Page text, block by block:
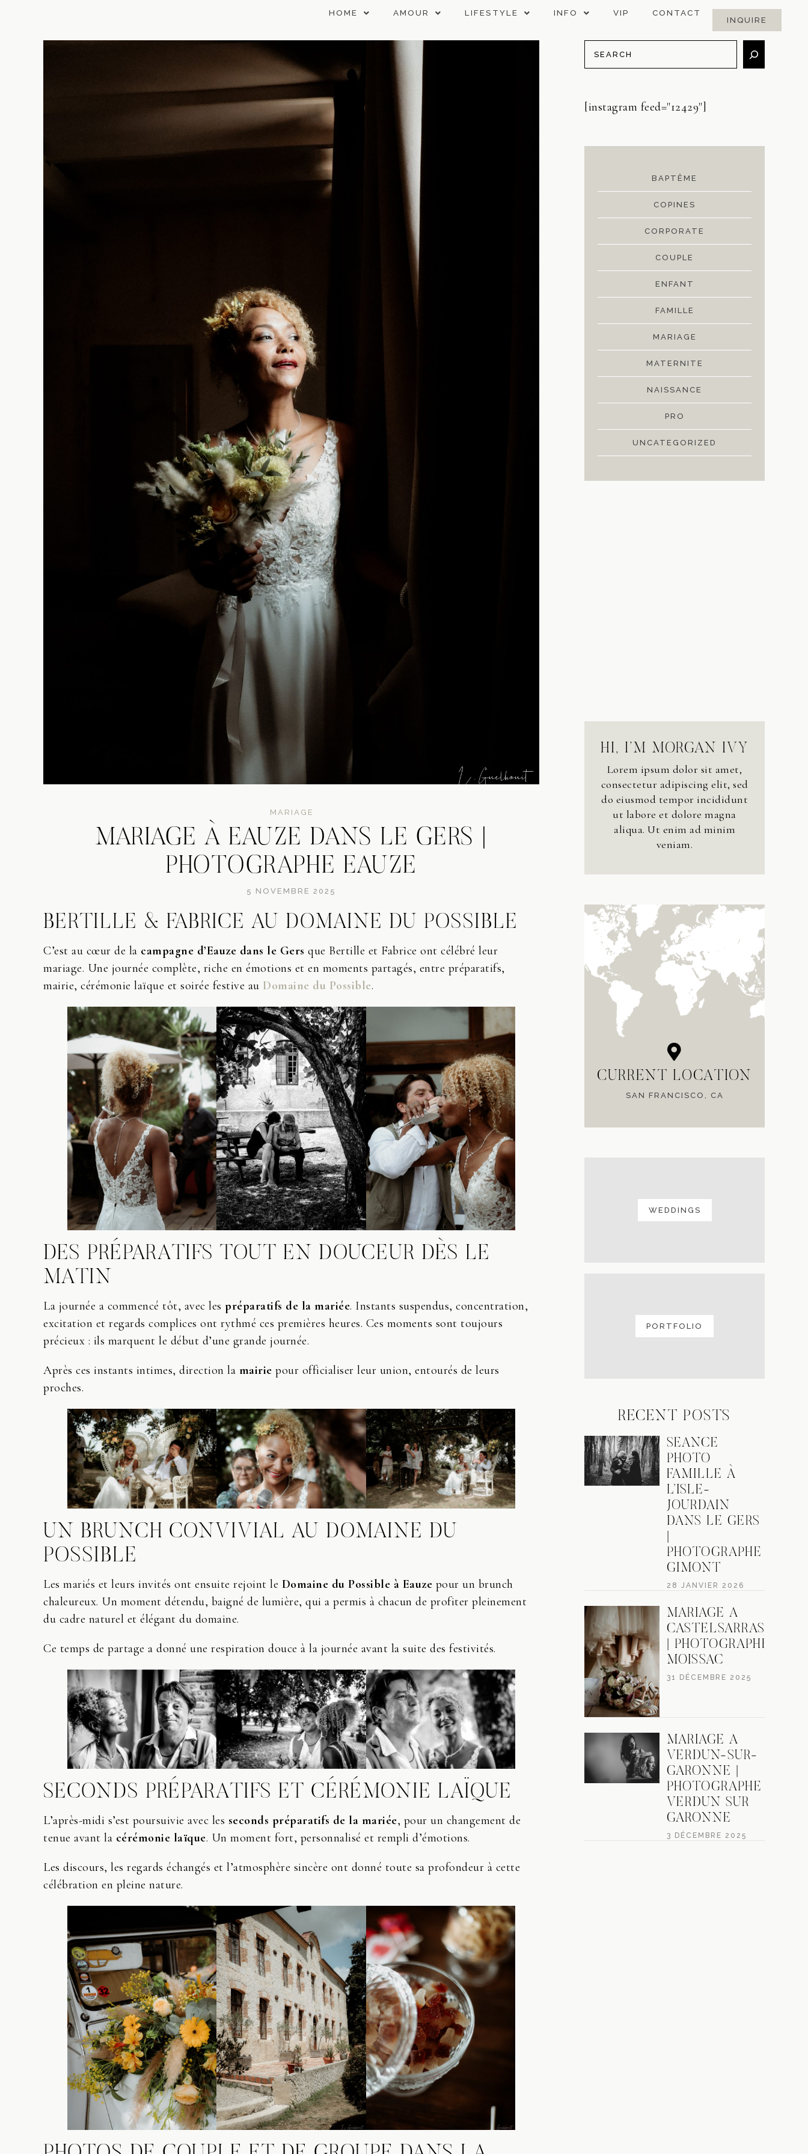
HOME AMOUR LIFESTYLE INFO VIP CONTACT
INQUIRE
MARIAGE
MARIAGE À EAUZE DANS LE GERS |
PHOTOGRAPHE EAUZE
5 NOVEMBRE 2025
BERTILLE & FABRICE AU DOMAINE DU POSSIBLE
C’est au cœur de la campagne d’Eauze dans le Gers que Bertille et Fabrice ont célébré leur
mariage. Une journée complète, riche en émotions et en moments partagés, entre préparatifs,
mairie, cérémonie laïque et soirée festive au Domaine du Possible.
DES PRÉPARATIFS TOUT EN DOUCEUR DÈS LE
MATIN
La journée a commencé tôt, avec les préparatifs de la mariée. Instants suspendus, concentration,
excitation et regards complices ont rythmé ces premières heures. Ces moments sont toujours
précieux : ils marquent le début d’une grande journée.
Après ces instants intimes, direction la mairie pour officialiser leur union, entourés de leurs
proches.
UN BRUNCH CONVIVIAL AU DOMAINE DU
POSSIBLE
Les mariés et leurs invités ont ensuite rejoint le Domaine du Possible à Eauze pour un brunch
chaleureux. Un moment détendu, baigné de lumière, qui a permis à chacun de profiter pleinement
du cadre naturel et élégant du domaine.
Ce temps de partage a donné une respiration douce à la journée avant la suite des festivités.
SECONDS PRÉPARATIFS ET CÉRÉMONIE LAÏQUE
L’après-midi s’est poursuivie avec les seconds préparatifs de la mariée, pour un changement de
tenue avant la cérémonie laïque. Un moment fort, personnalisé et rempli d’émotions.
Les discours, les regards échangés et l’atmosphère sincère ont donné toute sa profondeur à cette
célébration en pleine nature.
[instagram feed="12429"]
BAPTÊME
COPINES
CORPORATE
COUPLE
ENFANT
FAMILLE
MARIAGE
MATERNITE
NAISSANCE
PRO
UNCATEGORIZED
HI, I’M MORGAN IVY
Lorem ipsum dolor sit amet,
consectetur adipiscing elit, sed
do eiusmod tempor incididunt
ut labore et dolore magna
aliqua. Ut enim ad minim
veniam.
CURRENT LOCATION
SAN FRANCISCO, CA
WEDDINGS
PORTFOLIO
RECENT POSTS
SÉANCE
PHOTO
FAMILLE À
L’ISLE-
JOURDAIN
DANS LE GERS
PHOTOGRAPHE
GIMONT
28 JANVIER 2026
MARIAGE À
CASTELSARRASIN
| PHOTOGRAPHE
MOISSAC
31 DÉCEMBRE 2025
MARIAGE À
VERDUN-SUR-
GARONNE |
PHOTOGRAPHE
VERDUN SUR
GARONNE
3 DÉCEMBRE 2025